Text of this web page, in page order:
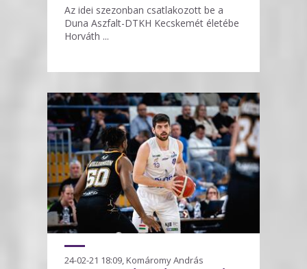
Az idei szezonban csatlakozott be a
Duna Aszfalt-DTKH Kecskemét életébe
Horváth ...
24-02-21 18:09, Komáromy András